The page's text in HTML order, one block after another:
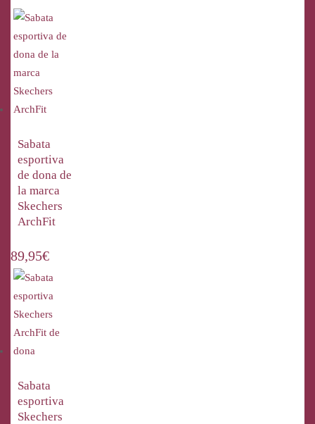
Sabata
esportiva
de dona de
la marca
Skechers
ArchFit
89,95€
Sabata
esportiva
Skechers